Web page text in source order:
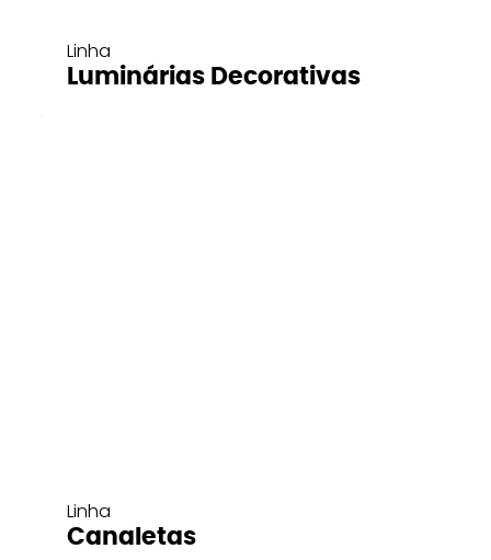
Linha
Luminárias Decorativas
Linha
Canaletas